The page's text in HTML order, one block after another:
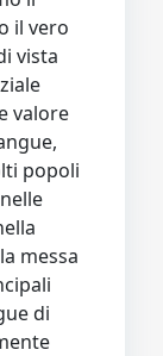
il vero
vista
valore
popoli
messa
di